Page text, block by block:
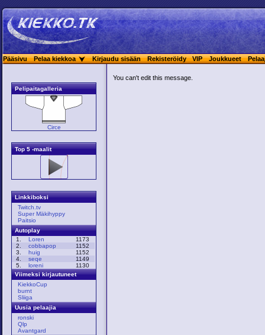
Pääsivu Pelaa kiekkoa Kirjaudu sisään Rekisteröidy VIP Joukkueet
Pelipaitagalleria
Circe
Top 5 -maalit
Linkkiboksi
Twitch.tv
Super Mäkihyppy
Paitsio
Autoplay
1.
Loren
1173
2.
cobbapop
1152
3.
huig
1152
4.
seqe
1149
5.
loreni
1130
Viimeksi kirjautuneet
KiekkoCup
burnt
Sliiga
Uusia pelaajia
ronski
Qlp
Avantgard
You can't edit this message.